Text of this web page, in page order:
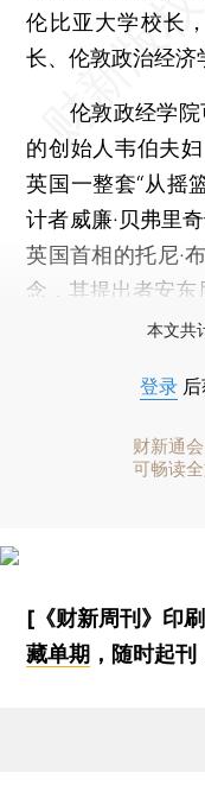
伦比亚大学校长
长、伦敦政治经济
伦敦政经学院
的创始人韦伯夫
英国一整套“从摇
计者威廉·贝弗里
英国首相的托尼·
念，其提出者安东
本文共
登录
财新通
可畅读
[《财新周刊》印刷
藏单期 ，随时起